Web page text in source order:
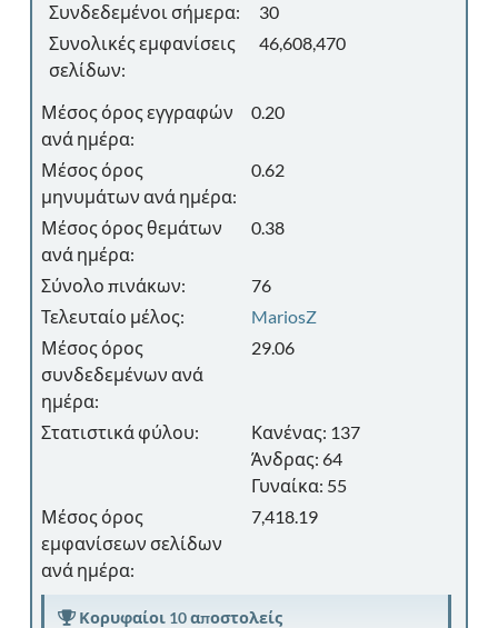
Συνδεδεμένοι σήμερα:
30
Συνολικές εμφανίσεις
σελίδων:
46,608,470
Μέσος όρος εγγραφών
ανά ημέρα:
0.20
Μέσος όρος
μηνυμάτων ανά ημέρα:
0.62
Μέσος όρος θεμάτων
ανά ημέρα:
0.38
Σύνολο πινάκων:
76
Τελευταίο μέλος:
MariosZ
Μέσος όρος
συνδεδεμένων ανά
ημέρα:
29.06
Στατιστικά φύλου:
Κανένας: 137
Άνδρας: 64
Γυναίκα: 55
Μέσος όρος
εμφανίσεων σελίδων
ανά ημέρα:
7,418.19
Κορυφαίοι 10 αποστολείς